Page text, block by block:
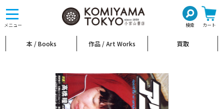
メニュー 検索 カート
toggle
navigation
本 / Books 作品 / Art Works 買取